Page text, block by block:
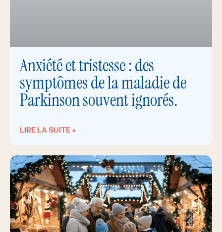
Anxiété et tristesse : des
symptômes de la maladie de
Parkinson souvent ignorés.
LIRE LA SUITE »